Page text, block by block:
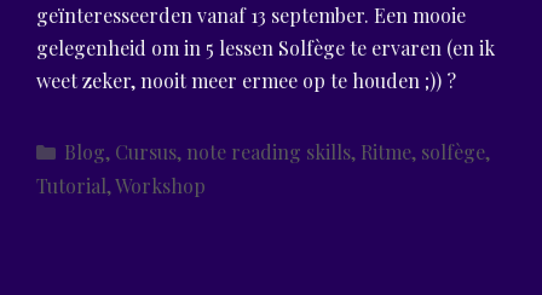
geïnteresseerden vanaf 13 september. Een mooie
gelegenheid om in 5 lessen Solfège te ervaren (en ik
weet zeker, nooit meer ermee op te houden ;)) ?
Categories
Blog, Cursus, note reading skills, Ritme, solfège,
Tutorial,Workshop